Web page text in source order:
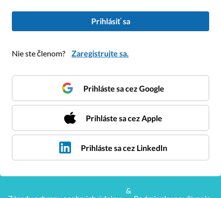
Prihlásiť sa
Nie ste členom? Zaregistrujte sa.
Prihláste sa cez Google
Prihláste sa cez Apple
Prihláste sa cez LinkedIn
&